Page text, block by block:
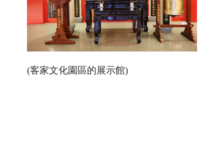
(客家文化園區的展示館)